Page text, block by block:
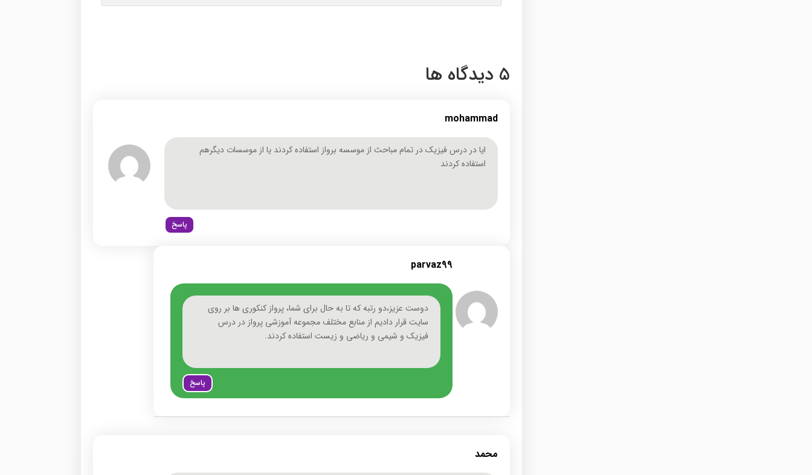
5 دیدگاه ها
mohammad
ایا در درس فیزیک در تمام مباحث از موسسه برواز استفاده کردند یا از موسسات دیگرهم
استفاده کردند
پاسخ
parvaz99
دوست عزیز،دو رتبه که تا به حال برای شما، پرواز کنکوری ها بر روی
سایت قرار دادیم از منابع مختلف مجموعه آموزشی پرواز در درس
فیزیک و شیمی و ریاضی و زیست استفاده کردند.
پاسخ
محمد